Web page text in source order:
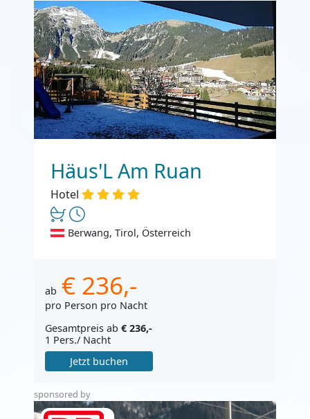
Häus'L Am Ruan
Hotel
Berwang, Tirol, Österreich
ab € 236,-
pro Person pro Nacht
Gesamtpreis ab € 236,-
1 Pers./ Nacht
Jetzt buchen
sponsored by